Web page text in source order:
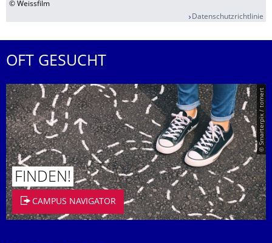
© Weissfilm
Datenschutzrichtlinie
OFT GESUCHT
© Smarterpix / tomert
FINDEN!
CAMPUS NAVIGATOR